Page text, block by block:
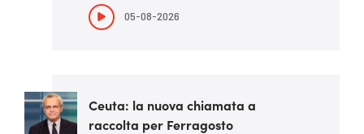
05-08-2026
Ceuta: la nuova chiamata a
raccolta per Ferragosto